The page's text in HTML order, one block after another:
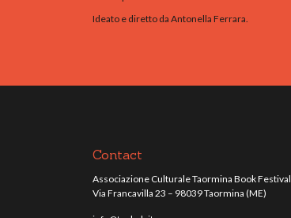
Ideato e diretto da Antonella Ferrara.
Contact
Associazione Culturale Taormina Book Festival
Via Francavilla 23 – 98039 Taormina (ME)